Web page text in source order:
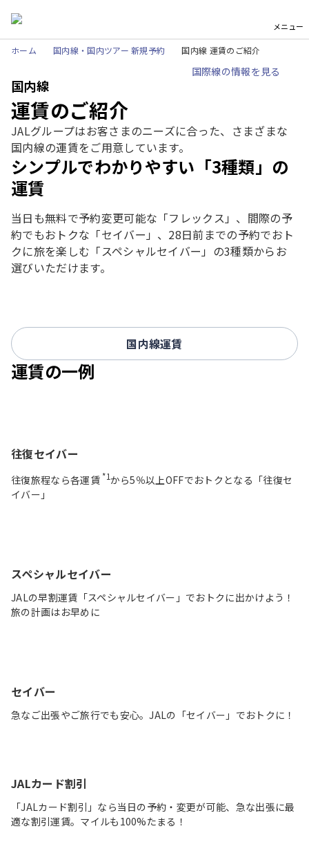
メニュー
ホーム 国内線・国内ツアー 新規予約 国内線 運賃のご紹介
国際線の情報を見る
国内線
運賃のご紹介
JALグループはお客さまのニーズに合った、さまざまな
国内線の運賃をご用意しています。
シンプルでわかりやすい「3種類」の
運賃
当日も無料で予約変更可能な「フレックス」、間際の予
約でもおトクな「セイバー」、28日前までの予約でおト
クに旅を楽しむ「スペシャルセイバー」の3種類からお
選びいただけます。
国内線運賃
運賃の一例
往復セイバー
往復旅程なら各運賃*1から5％以上OFFでおトクとなる「往復セ
イバー」
スペシャルセイバー
JALの早割運賃「スペシャルセイバー」でおトクに出かけよう！
旅の計画はお早めに
セイバー
急なご出張やご旅行でも安心。JALの「セイバー」でおトクに！
JALカード割引
「JALカード割引」なら当日の予約・変更が可能、急な出張に最
適な割引運賃。マイルも100%たまる！